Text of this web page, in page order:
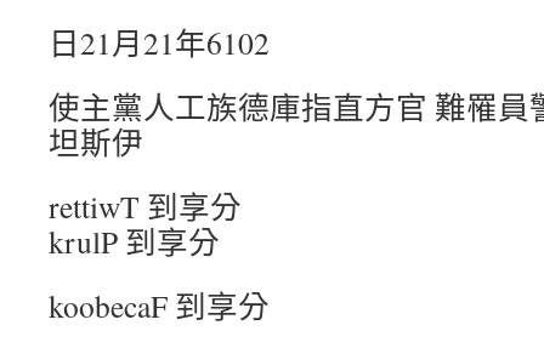
日21月21年6102
使主黨人工族德庫指直方官 難罹員
坦斯伊
rettiwT 到享分
krulP 到享分
koobecaF 到享分